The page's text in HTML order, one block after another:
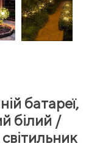
батареї,
білий /